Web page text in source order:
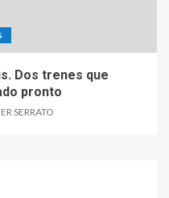
Dos trenes que
pronto
SERRATO